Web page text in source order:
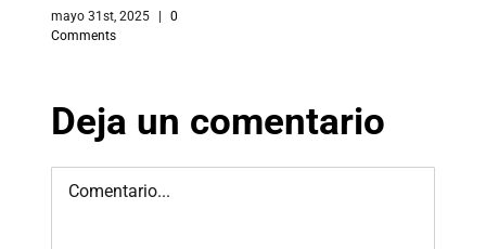
mayo 31st, 2025 |
0
Comments
Deja un comentario
Comment